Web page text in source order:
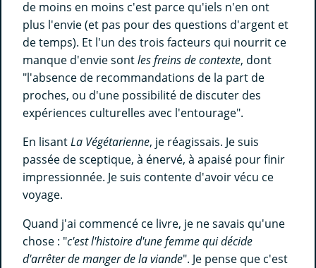
de moins en moins c'est parce qu'iels n'en ont
plus l'envie (et pas pour des questions d'argent et
de temps). Et l'un des trois facteurs qui nourrit ce
manque d'envie sontles freins de contexte, dont
"l'absence de recommandations de la part de
proches, ou d'une possibilité de discuter des
expériences culturelles avec l'entourage".
En lisantLa Végétarienne, je réagissais. Je suis
passée de sceptique, à énervé, à apaisé pour finir
impressionnée. Je suis contente d'avoir vécu ce
voyage.
Quand j'ai commencé ce livre, je ne savais qu'une
chose : "c'est l'histoire d'une femme qui décide
d'arrêter de manger de la viande". Je pense que c'est